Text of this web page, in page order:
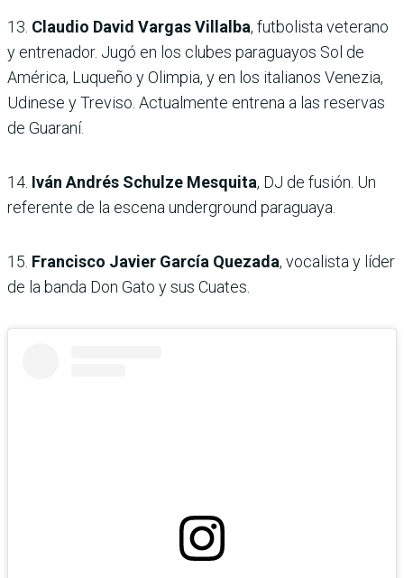
13. Claudio David Vargas Villalba, futbolista veterano
y entrenador. Jugó en los clubes paraguayos Sol de
América, Luqueño y Olimpia, y en los italianos Venezia,
Udinese y Treviso. Actualmente entrena a las reservas
de Guaraní.
14. Iván Andrés Schulze Mesquita, DJ de fusión. Un
referente de la escena underground paraguaya.
15. Francisco Javier García Quezada, vocalista y líder
de la banda Don Gato y sus Cuates.